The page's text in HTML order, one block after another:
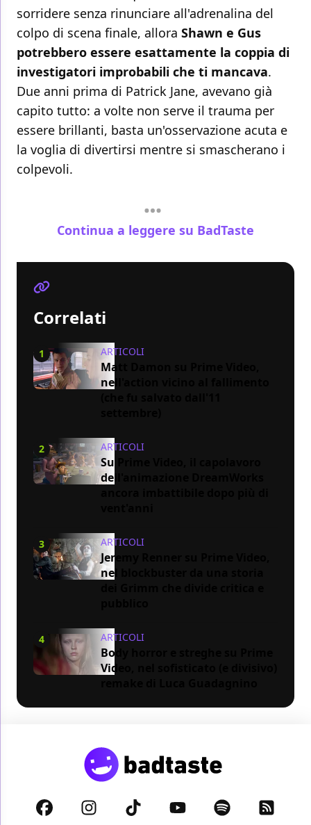
sorridere senza rinunciare all'adrenalina del
colpo di scena finale, allora Shawn e Gus
potrebbero essere esattamente la coppia di
investigatori improbabili che ti mancava.
Due anni prima di Patrick Jane, avevano già
capito tutto: a volte non serve il trauma per
essere brillanti, basta un'osservazione acuta e
la voglia di divertirsi mentre si smascherano i
colpevoli.
Continua a leggere su BadTaste
Correlati
1 ARTICOLI
Matt Damon su Prime Video,
nell'action vicino al fallimento
2 ARTICOLI
Su Prime Video, il capolavoro
dell'animazione DreamWorks
3 ARTICOLI
Jeremy Renner su Prime Video,
nel blockbuster da una storia
4 ARTICOLI
Body horror e streghe su Prime
Video, nel sofisticato (e divisivo)